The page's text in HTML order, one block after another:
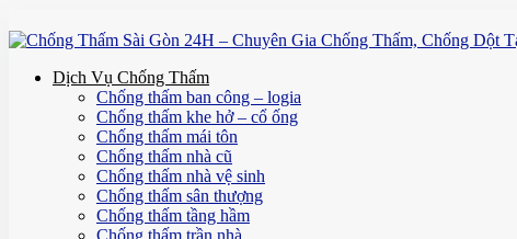
Dịch Vụ Chống Thấm
Chống thấm ban công – logia
Chống thấm khe hở – cổ ống
Chống thấm mái tôn
Chống thấm nhà cũ
Chống thấm nhà vệ sinh
Chống thấm sân thượng
Chống thấm tầng hầm
Chống thấm trần nhà